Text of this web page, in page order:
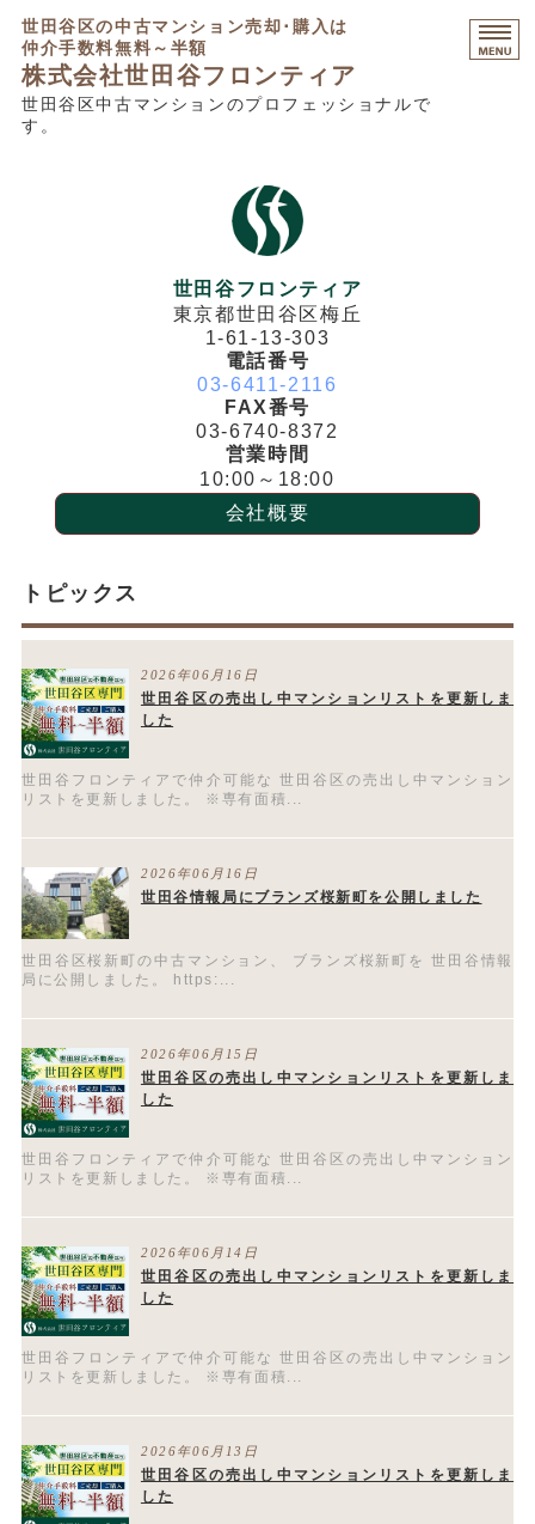
世田谷区の中古マンション売却･購入は
仲介手数料無料～半額
株式会社世田谷フロンティア
世田谷区中古マンションのプロフェッショナルで
す。
不動産コンサルティング
販売中物件・募集不動産
世田谷フロンティア
東京都世田谷区梅丘
1-61-13-303
電話番号
03-6411-2116
FAX番号
03-6740-8372
営業時間
10:00～18:00
会社概要
トピックス
2026年06月16日
世田谷区の売出し中マンションリストを更新しま
した
世田谷フロンティアで仲介可能な 世田谷区の売出し中マンション
リストを更新しました。 ※専有面積...
2026年06月16日
世田谷情報局にブランズ桜新町を公開しました
世田谷区桜新町の中古マンション、 ブランズ桜新町を 世田谷情報
局に公開しました。 https:...
2026年06月15日
世田谷区の売出し中マンションリストを更新しま
した
世田谷フロンティアで仲介可能な 世田谷区の売出し中マンション
リストを更新しました。 ※専有面積...
2026年06月14日
世田谷区の売出し中マンションリストを更新しま
した
世田谷フロンティアで仲介可能な 世田谷区の売出し中マンション
リストを更新しました。 ※専有面積...
2026年06月13日
世田谷区の売出し中マンションリストを更新しま
した